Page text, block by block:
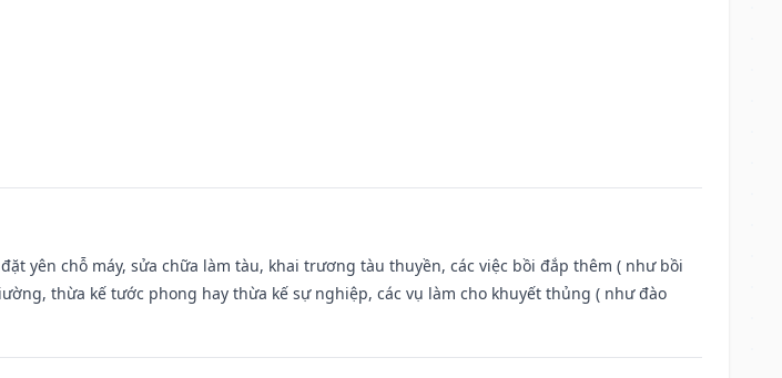
yên chỗ máy, sửa chữa làm tàu, khai trương tàu thuyền, các việc bồi đắp thêm ( như bồi
thừa kế tước phong hay thừa kế sự nghiệp, các vụ làm cho khuyết thủng ( như đào